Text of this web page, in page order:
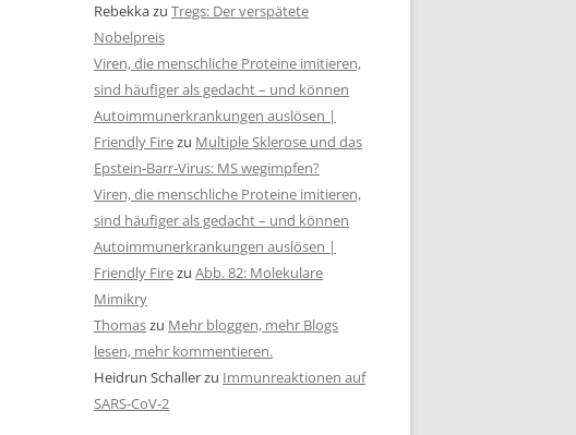
Rebekkazu Tregs: Der verspätete
Nobelpreis
Viren, die menschliche Proteine imitieren,
sind häufiger als gedacht – und können
Autoimmunerkrankungen auslösen |
Friendly Firezu Multiple Sklerose und das
Epstein-Barr-Virus: MS wegimpfen?
Viren, die menschliche Proteine imitieren,
sind häufiger als gedacht – und können
Autoimmunerkrankungen auslösen |
Friendly Firezu Abb. 82: Molekulare
Mimikry
Thomaszu Mehr bloggen, mehr Blogs
lesen, mehr kommentieren.
Heidrun Schallerzu Immunreaktionen auf
SARS-CoV-2